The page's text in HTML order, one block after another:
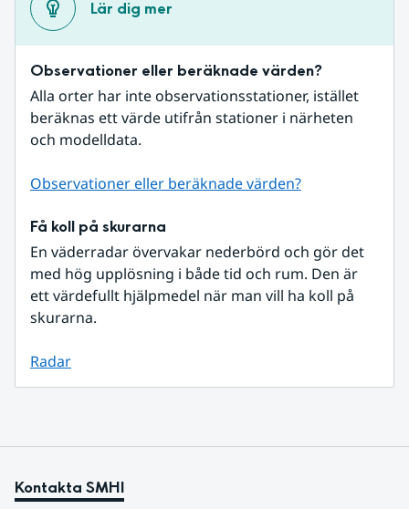
Lär dig mer
Observationer eller beräknade värden?
Alla orter har inte observationsstationer, istället
beräknas ett värde utifrån stationer i närheten
och modelldata.
Observationer eller beräknade värden?
Få koll på skurarna
En väderradar övervakar nederbörd och gör det
med hög upplösning i både tid och rum. Den är
ett värdefullt hjälpmedel när man vill ha koll på
skurarna.
Radar
Kontakta SMHI